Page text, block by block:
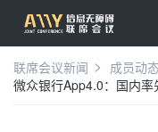
联席会议新闻
成员动
微众银行App4.0：国内